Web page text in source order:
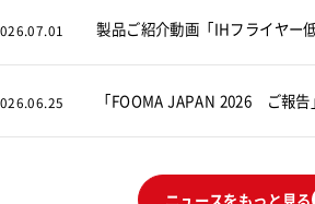
製品ご紹介動画「IHフライヤ
「FOOMA JAPAN 2026 ご報
ニュースをもっと見る